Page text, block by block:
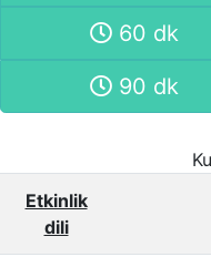
60 dk
90 dk
Etkinlik
dili